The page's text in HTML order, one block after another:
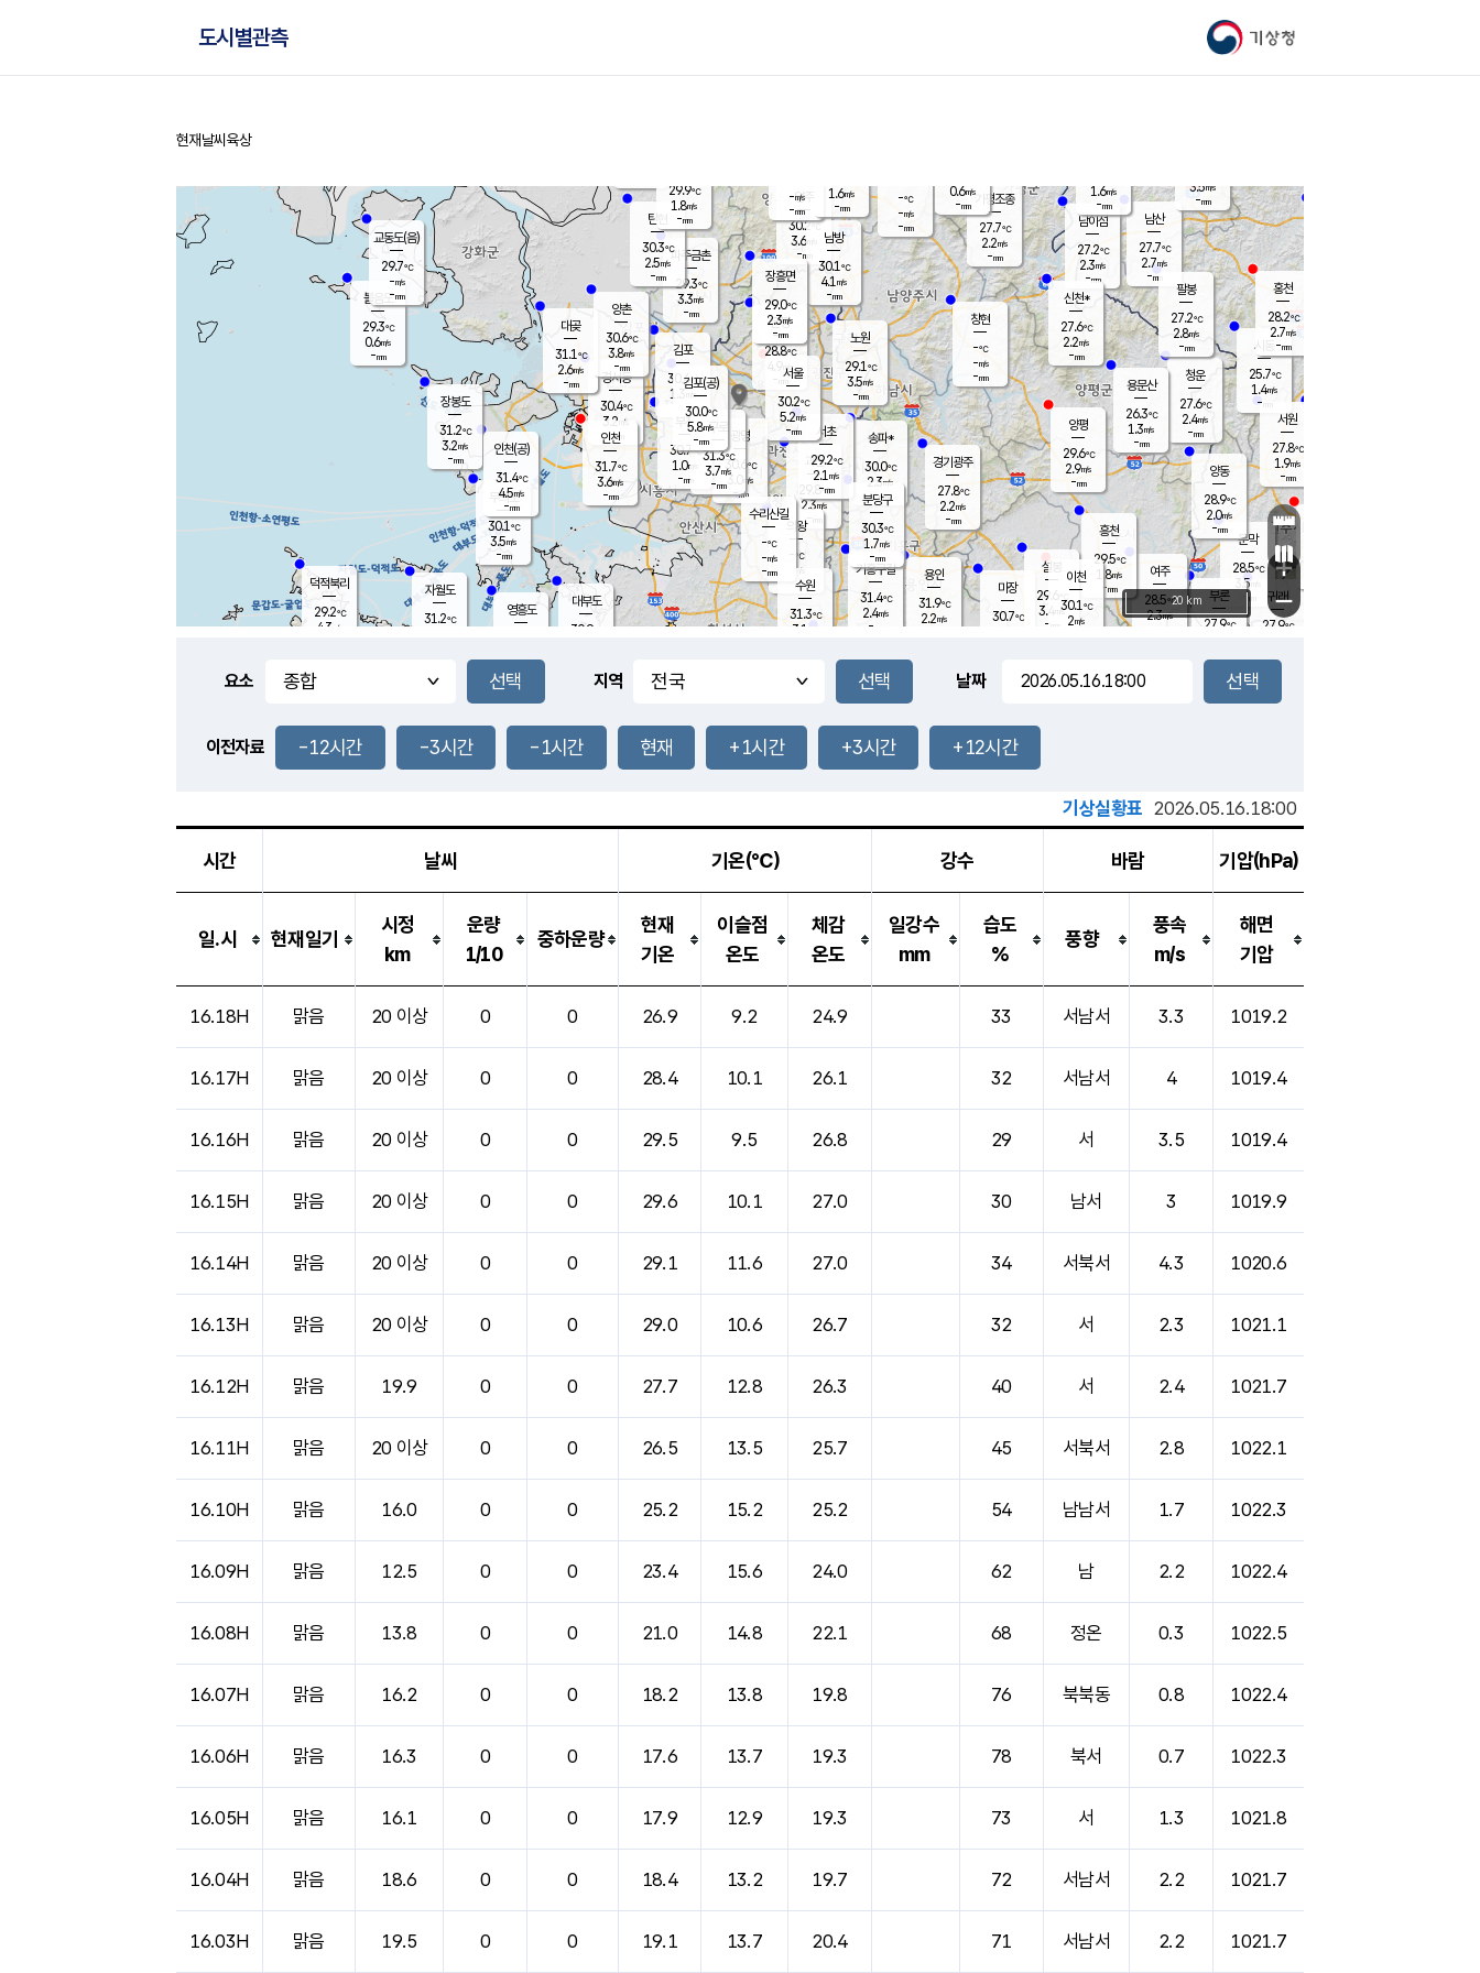
기상청
도시별관측
홈
현재날씨 육상
풍도
3.7m/s
문막
28.5℃
3.5m/s
mm
남이섬
27.2℃
2.3m/s
-mm
무의도
30.1℃
3.5m/s
-mm
영흥도
볼음도
29.3℃
0.6m/s
-mm
자월도
31.2℃
양주
30.2℃
3.6
-mm
부론
27.9℃
과천
29.8℃
2.3m/s
- mm
남산
27.7℃
2.7m/s
-mm
장봉도
31.2℃
3.2m/s
-mm
-mm
청운
27.6℃
2.4m/s
-mm
팔봉
27.2℃
2.8m/s
-mm
-mm
용인
31.9℃
2.2m/s
여주
28.5℃
2.3m/s
양동
28.9℃
2.0m/s
-mm
경기광주
27.8℃
2.2m/s
-mm
장호원
1.6m/s
-mm
30.9
℃
대부도
30.9
-
경서동
30.4℃
3.2 m/s
-mm
파주금촌
29.3℃
3.3m/s
-mm
가평조종
27.7℃
2.2m/s
-mm
-℃
-m/s
-mm
대곶
31.1℃
2.6m/s
-mm
신천*
27.6℃
2.2m/s
-mm
창현
-℃
-m/s
-mm
탄현
30.3℃
2.5m/s
-mm
0.6m/s
-mm
31.4℃
2.1m/s
-mm
흥천
29.5℃
1.8m/s
-mm
마장
30.7℃
의왕
- ℃
m/s
mm
김포
30.4℃
1.3 m/s
mm
설봉
29.6
3.4 m/s
- mm
광명
30.6 ℃
3.0 m/s
-mm
부천
30.7℃
1.0m/s
-mm
-mm
양촌
30.6℃
3.8m/s
-mm
구로
31.3℃
3.7m/s
-mm
은평
28.8℃
4.9 m/s
- mm
노원
29.1℃
3.5m/s
-mm
송파*
30.0℃
2.3m/s
-mm
서초
29.2℃
2.1 m/s
-mm
남방
30.1℃
4.1 m/s
-mm
기흥구갈
31.4℃
2.4m/s
-
수리산길
-℃
-m/s
-mm
분당구
30.3℃
1.7m/s
-mm
장흥면
29.0℃
2.3m/s
-mm
-m/s
-mm
시동
25.7℃
1.4m/s
- mm
귀래
27.9℃
서원
27.8℃
1.9m/s
-mm
용문산
26.3℃
1.3m/s
-mm
덕적북리
29.2℃
4.3 m/s
인천(공)
31.4℃
4.5m/s
-mm
김포(공)
30.0℃
5.8m/s
-mm
교동도(음)
29.7℃
-m/s
-mm
홍천
28.2℃
2.7m/s
-mm
이천
30.1℃
2m/s
양평
29.6℃
2.9m/s
-mm
수원
31.3℃
3.1 m/s
인천
31.7℃
3.6m/s
-mm
서울
30.2℃
5.2m/s
-mm
3.5m/s
-mm
29.9℃
1.8m/s
-mm
1.6m/s
-mm
+
−
20 km
요소 지역 날짜
이전자료 -12시간 -3시간 -1시간 현재 +1시간 +3시간 +12시간
기상실황표 2026.05.16.18:00
시간 날씨 기온(℃) 강수 바람 기압(hPa)
일.시 현재일기
시정
km
운량
1/10
중하운량
현재
기온
이슬점
온도
체감
온도
일강수
mm
습도
%
풍향
풍속
m/s
해면
기압
16.18H 맑음 20 이상 0 0 26.9 9.2 24.9 33 서남서 3.3 1019.2
16.17H 맑음 20 이상 0 0 28.4 10.1 26.1 32 서남서 4 1019.4
16.16H 맑음 20 이상 0 0 29.5 9.5 26.8 29 서 3.5 1019.4
16.15H 맑음 20 이상 0 0 29.6 10.1 27.0 30 남서 3 1019.9
16.14H 맑음 20 이상 0 0 29.1 11.6 27.0 34 서북서 4.3 1020.6
16.13H 맑음 20 이상 0 0 29.0 10.6 26.7 32 서 2.3 1021.1
16.12H 맑음 19.9 0 0 27.7 12.8 26.3 40 서 2.4 1021.7
16.11H 맑음 20 이상 0 0 26.5 13.5 25.7 45 서북서 2.8 1022.1
16.10H 맑음 16.0 0 0 25.2 15.2 25.2 54 남남서 1.7 1022.3
16.09H 맑음 12.5 0 0 23.4 15.6 24.0 62 남 2.2 1022.4
16.08H 맑음 13.8 0 0 21.0 14.8 22.1 68 정온 0.3 1022.5
16.07H 맑음 16.2 0 0 18.2 13.8 19.8 76 북북동 0.8 1022.4
16.06H 맑음 16.3 0 0 17.6 13.7 19.3 78 북서 0.7 1022.3
16.05H 맑음 16.1 0 0 17.9 12.9 19.3 73 서 1.3 1021.8
16.04H 맑음 18.6 0 0 18.4 13.2 19.7 72 서남서 2.2 1021.7
16.03H 맑음 19.5 0 0 19.1 13.7 20.4 71 서남서 2.2 1021.7